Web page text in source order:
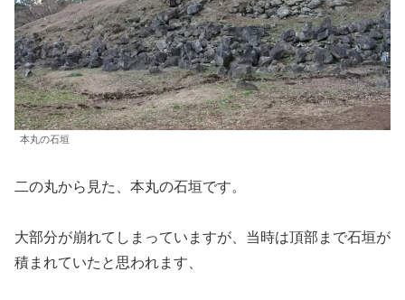
本丸の石垣
二の丸から見た、本丸の石垣です。
大部分が崩れてしまっていますが、当時は頂部まで石垣が
積まれていたと思われます、